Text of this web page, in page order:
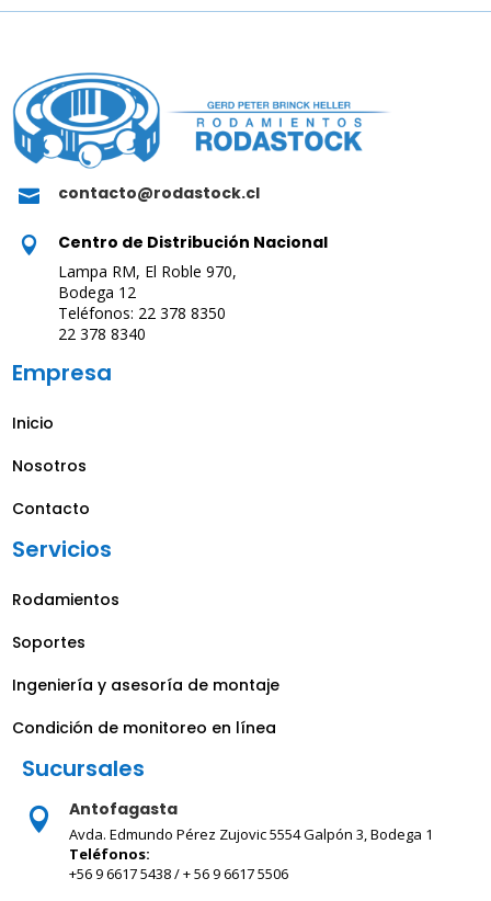
 contacto@rodastock.cl
 Centro de Distribución Nacional
Lampa RM, El Roble 970,
Bodega 12
Teléfonos: 22 378 8350
22 378 8340
Empresa
Inicio
Nosotros
Contacto
Servicios
Rodamientos
Soportes
Ingeniería y asesoría de montaje
Condición de monitoreo en línea
Sucursales
 Antofagasta
Avda. Edmundo Pérez Zujovic 5554 Galpón 3, Bodega 1
Teléfonos:
+56 9 6617 5438 / + 56 9 6617 5506